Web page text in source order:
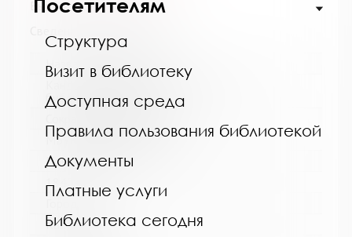
Посетителям
Структура
Визит в библиотеку
Доступная среда
Правила пользования библиотекой
Документы
Платные услуги
Библиотека сегодня
Выпуск №10 от 2022 года
Название библиотеки:
Кандалакшская централизованная
библиотечная система
МБУ Кандалакшская ЦБС
Почтовый индекс:
184042
Кандалакша